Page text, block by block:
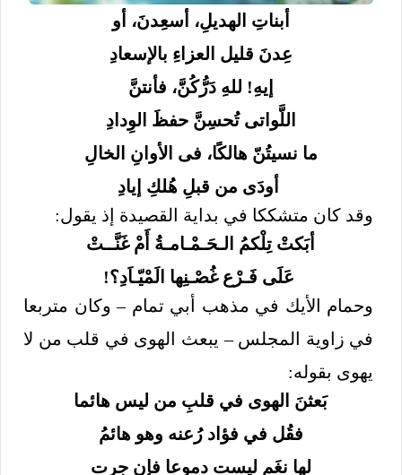
أبناتِ الهديلِ، أسعِدنَ، أو
عِدنَ قليل العزاءِ بالإسعادِ
إيهِ! للهِ دَرُّكُنَّ، فأنتنَّ
اللَّواتى تُحسِنَّ حفظَ الوِدادِ
ما نسيتُنّ هالكًا، فى الأوانِ الخالِ
أودَى من قبلِ هُلكِ إيادِ
وقد كان متشككا في بداية القصيدة إذ يقول:
أبَكتْ تِلْكمُ الـحَـمْـامـةُ أَمْ غَنَّــتْ
عَلَى فَـرْع غُصْـنِها الَمْيّـاَدِ؟!
وحمام الأيك في مذهب أبي تمام – وكان متربعا
في زاوية المجلس – يبعث الهوى في قلب من لا
يهوى بقوله:
بَعثنَ الهوى في قلبِ من ليس هائما
فقُل في فؤاد رُعنه وهو هائمُ
لها نغَم ليست دموعا فإن جرت